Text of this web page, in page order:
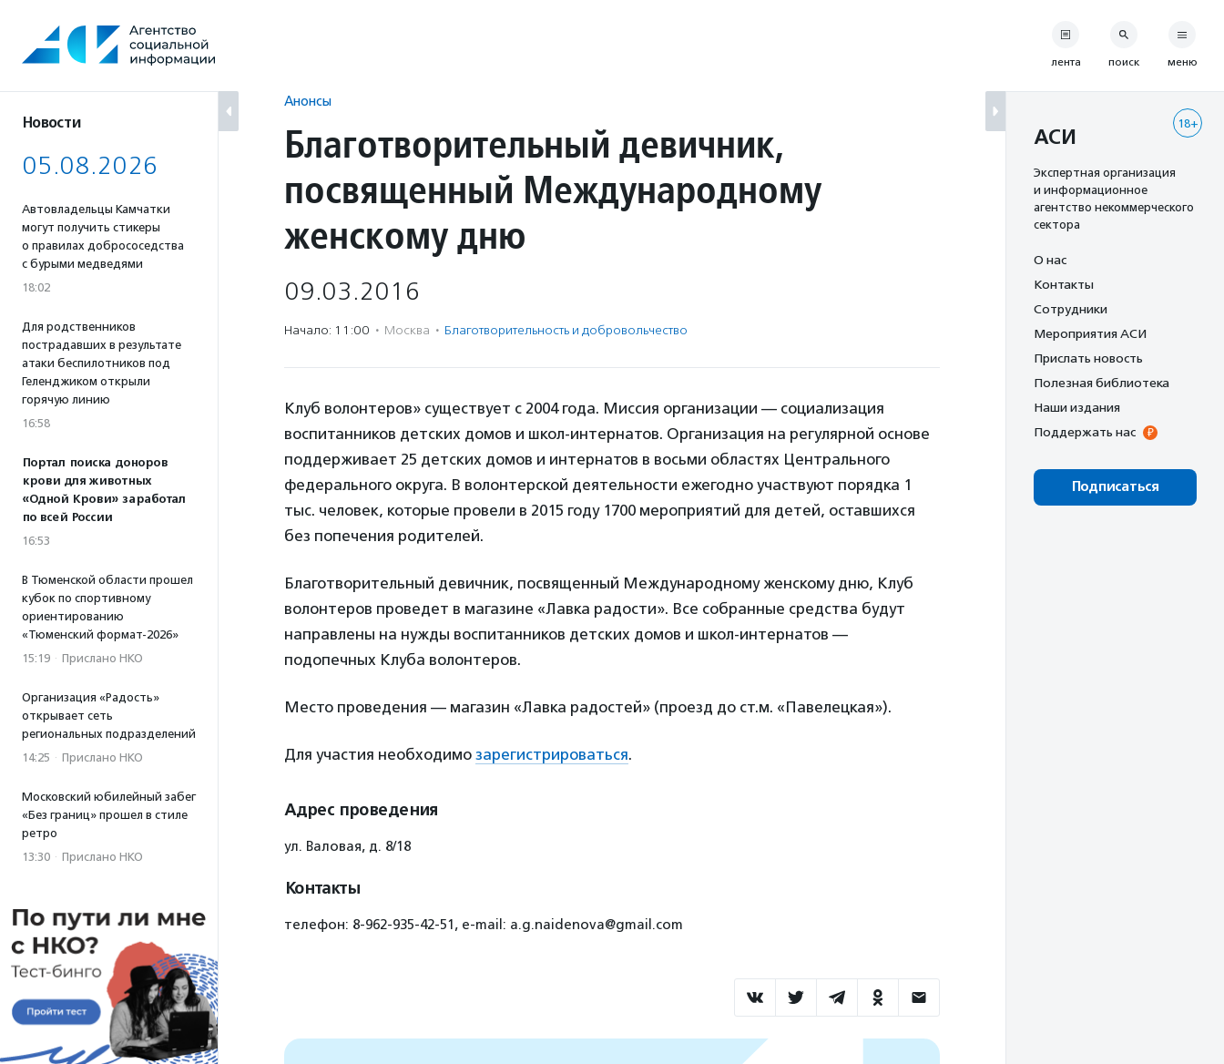
содержанию
Новости
05.08.2026
Автовладельцы Камчатки
могут получить стикеры
о правилах добрососедства
с бурыми медведями
18:02
Для родственников
пострадавших в результате
атаки беспилотников под
Геленджиком открыли
горячую линию
16:58
Портал поиска доноров
крови для животных
«Одной Крови» заработал
по всей России
16:53
В Тюменской области прошел
кубок по спортивному
ориентированию
«Тюменский формат-2026»
15:19 · Прислано НКО
Организация «Радость»
открывает сеть
региональных подразделений
14:25 · Прислано НКО
Московский юбилейный забег
«Без границ» прошел в стиле
ретро
13:30 · Прислано НКО
Анонсы
Благотворительный девичник,
посвященный Международному
женскому дню
09.03.2016
Начало: 11:00 · Москва · Благотвори­тель­ность и доброволь­чест­во
Клуб волонтеров» существует с 2004 года. Миссия организации — социализация
воспитанников детских домов и школ-интернатов. Организация на регулярной основе
поддерживает 25 детских домов и интернатов в восьми областях Центрального
федерального округа. В волонтерской деятельности ежегодно участвуют порядка 1
тыс. человек, которые провели в 2015 году 1700 мероприятий для детей, оставшихся
без попечения родителей.
Благотворительный девичник, посвященный Международному женскому дню, Клуб
волонтеров проведет в магазине «Лавка радости». Все собранные средства будут
направлены на нужды воспитанников детских домов и школ-интернатов —
подопечных Клуба волонтеров.
Место проведения — магазин «Лавка радостей» (проезд до ст.м. «Павелецкая»).
Для участия необходимо зарегистрироваться.
Адрес проведения
ул. Валовая, д. 8/18
Контакты
телефон: 8-962-935-42-51, e-mail: a.g.naidenova@gmail.com
лента поиск меню
18+
АСИ
Экспертная организация
и информационное
агентство некоммерческого
сектора
О нас
Контакты
Сотрудники
Мероприятия АСИ
Прислать новость
Полезная библиотека
Наши издания
Поддержать нас
Подписаться